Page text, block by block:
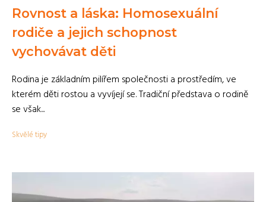
Rovnost a láska: Homosexuální
rodiče a jejich schopnost
vychovávat děti
Rodina je základním pilířem společnosti a prostředím, ve
kterém děti rostou a vyvíjejí se. Tradiční představa o rodině
se však...
Skvělé tipy